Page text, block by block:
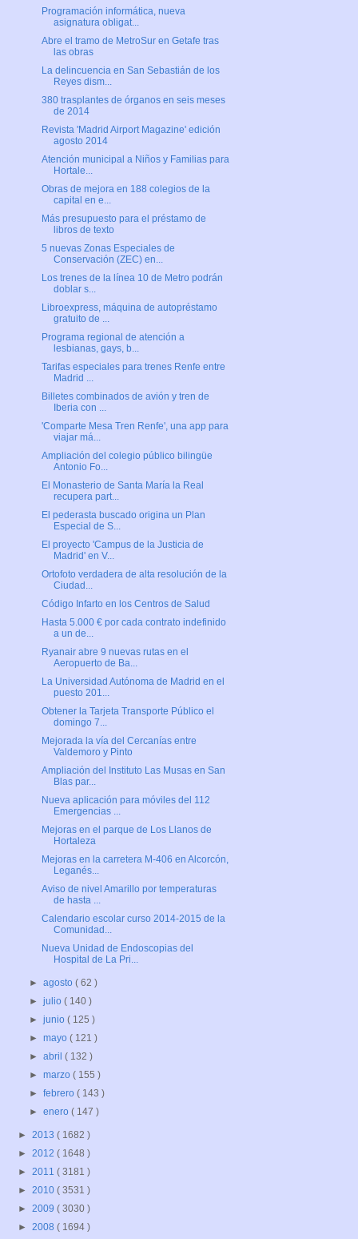
Programación informática, nueva
asignatura obligat...
Abre el tramo de MetroSur en Getafe tras
las obras
La delincuencia en San Sebastián de los
Reyes dism...
380 trasplantes de órganos en seis meses
de 2014
Revista 'Madrid Airport Magazine' edición
agosto 2014
Atención municipal a Niños y Familias para
Hortale...
Obras de mejora en 188 colegios de la
capital en e...
Más presupuesto para el préstamo de
libros de texto
5 nuevas Zonas Especiales de
Conservación (ZEC) en...
Los trenes de la línea 10 de Metro podrán
doblar s...
Libroexpress, máquina de autopréstamo
gratuito de ...
Programa regional de atención a
lesbianas, gays, b...
Tarifas especiales para trenes Renfe entre
Madrid ...
Billetes combinados de avión y tren de
Iberia con ...
'Comparte Mesa Tren Renfe', una app para
viajar má...
Ampliación del colegio público bilingüe
Antonio Fo...
El Monasterio de Santa María la Real
recupera part...
El pederasta buscado origina un Plan
Especial de S...
El proyecto 'Campus de la Justicia de
Madrid' en V...
Ortofoto verdadera de alta resolución de la
Ciudad...
Código Infarto en los Centros de Salud
Hasta 5.000 € por cada contrato indefinido
a un de...
Ryanair abre 9 nuevas rutas en el
Aeropuerto de Ba...
La Universidad Autónoma de Madrid en el
puesto 201...
Obtener la Tarjeta Transporte Público el
domingo 7...
Mejorada la vía del Cercanías entre
Valdemoro y Pinto
Ampliación del Instituto Las Musas en San
Blas par...
Nueva aplicación para móviles del 112
Emergencias ...
Mejoras en el parque de Los Llanos de
Hortaleza
Mejoras en la carretera M-406 en Alcorcón,
Leganés...
Aviso de nivel Amarillo por temperaturas
de hasta ...
Calendario escolar curso 2014-2015 de la
Comunidad...
Nueva Unidad de Endoscopias del
Hospital de La Pri...
►agosto( 62 )
►julio( 140 )
►junio( 125 )
►mayo( 121 )
►abril( 132 )
►marzo( 155 )
►febrero( 143 )
►enero( 147 )
► 2013 ( 1682 )
► 2012 ( 1648 )
► 2011 ( 3181 )
► 2010 ( 3531 )
► 2009 ( 3030 )
► 2008 ( 1694 )